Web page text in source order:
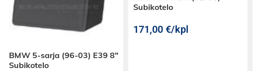
BMW 5-sarja (96-03) E39 8″
Subikotelo
Subikotelo
171,00 €/kpl